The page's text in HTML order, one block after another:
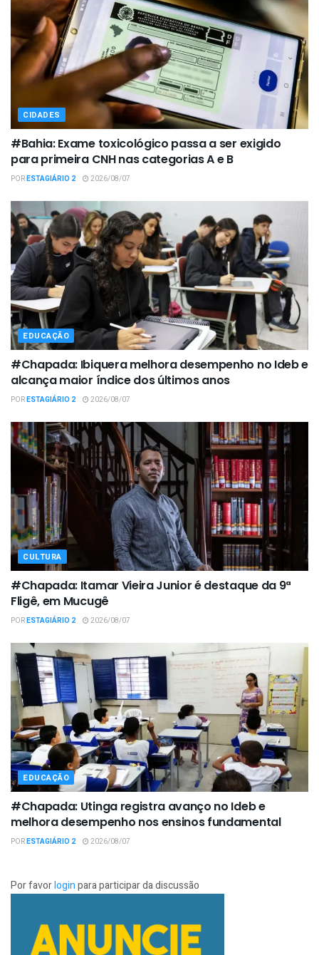
CIDADES
#Bahia: Exame toxicológico passa a ser exigido
para primeira CNH nas categorias A e B
PORESTAGIÁRIO 2 2026/08/07
EDUCAÇÃO
#Chapada: Ibiquera melhora desempenho no Ideb e
alcança maior índice dos últimos anos
PORESTAGIÁRIO 2 2026/08/07
CULTURA
#Chapada: Itamar Vieira Junior é destaque da 9ª
Fligê, em Mucugê
PORESTAGIÁRIO 2 2026/08/07
EDUCAÇÃO
#Chapada: Utinga registra avanço no Ideb e
melhora desempenho nos ensinos fundamental
PORESTAGIÁRIO 2 2026/08/07
Por favorloginpara participar da discussão